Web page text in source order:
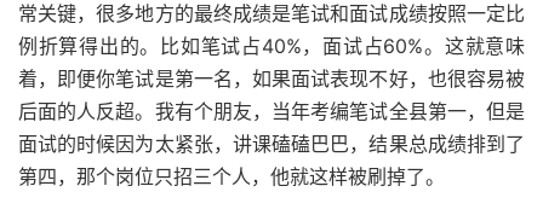
常关键，很多地方的最终成绩是笔试和面试成绩按照一定比
例折算得出的。比如笔试占40%，面试占60%。这就意味
着，即便你笔试是第一名，如果面试表现不好，也很容易被
后面的人反超。我有个朋友，当年考编笔试全县第一，但是
面试的时候因为太紧张，讲课磕磕巴巴，结果总成绩排到了
第四，那个岗位只招三个人，他就这样被刷掉了。